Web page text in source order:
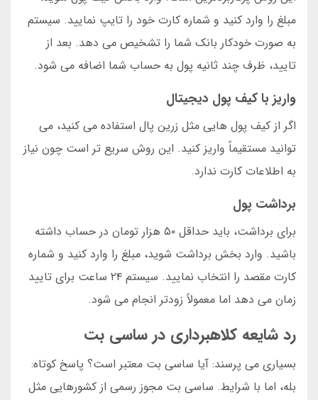
مبلغ را وارد کنید و شماره کارت خود را تایپ نمایید. سیستم
به صورت خودکار بانک شما را تشخیص می دهد. بعد از
تایید، ظرف چند ثانیه پول به حساب شما اضافه می شود.
واریز با کیف پول دیجیتال
اگر از کیف پول هایی مثل زرین پال استفاده می کنید، می
توانید مستقیماً واریز کنید. این روش سریع تر است چون نیاز
به اطلاعات کارت ندارد.
برداشت پول
برای برداشت، باید حداقل ۵۰ هزار تومان در حساب داشته
باشید. وارد بخش برداشت شوید، مبلغ را وارد کنید و شماره
کارت مقصد را انتخاب نمایید. سیستم ۲۴ ساعت برای تایید
زمان می دهد اما معمولاً زودتر انجام می شود.
رد شایعه کلاهبرداری در ساسی بت
بسیاری می پرسند: آیا ساسی بت معتبر است؟ پاسخ کوتاه:
بله، اما با شرایط. ساسی بت مجوز رسمی از کشورهایی مثل